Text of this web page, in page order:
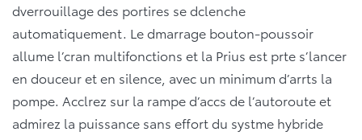
dverrouillage des portires se dclenche
automatiquement. Le dmarrage bouton-poussoir
allume l’cran multifonctions et la Prius est prte s’lancer
en douceur et en silence, avec un minimum d’arrts la
pompe. Acclrez sur la rampe d’accs de l’autoroute et
admirez la puissance sans effort du systme hybride